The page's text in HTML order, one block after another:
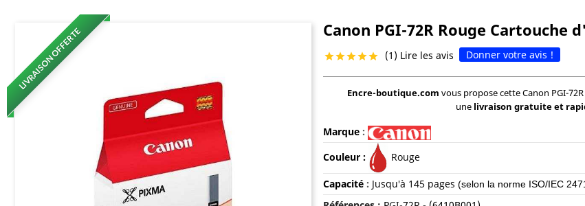
LIVRAISON OFFERTE Canon PGI-72R Rouge Cartouche
 (1) Lire les avis Donner votre avis !
Encre-boutique.com vous propose cette Canon PGI-
une livraison gratuite et
Marque:
Couleur :
Rouge
Capacité: Jusqu'à 145 pages (selon la norme ISO/IEC